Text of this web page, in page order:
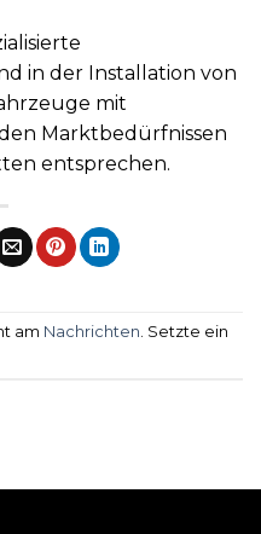
in der Installation von
mit
Marktbedürfnissen
entsprechen.
am Nachrichten. Setzte ein